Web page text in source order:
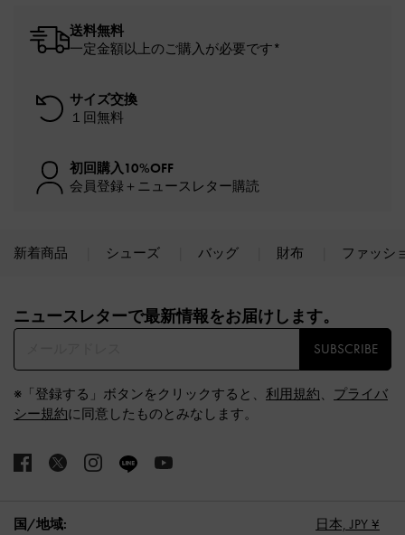
送料無料
一定金額以上のご購入が必要です*
サイズ交換
１回無料
初回購入10%OFF
会員登録＋ニュースレター購読
新着商品 シューズ バッグ 財布 ファッシ
ニュースレターで最新情報をお届けします。​
SUBSCRIBE
※「登録する」ボタンをクリックすると、 利用規約、 プライバ
シー規約に同意したものとみなします。
国/地域: 日本, JPY ¥